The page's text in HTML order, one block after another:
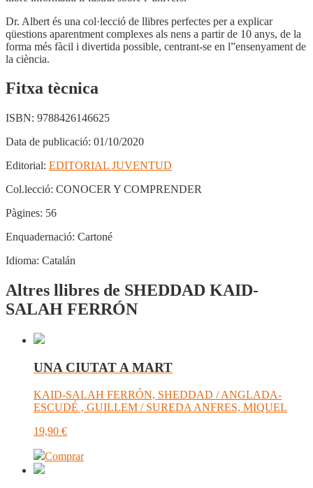
Dr. Albert és una col·lecció de llibres perfectes per a explicar
qüestions aparentment complexes als nens a partir de 10 anys, de la
forma més fàcil i divertida possible, centrant-se en l”ensenyament de
la ciència.
Fitxa tècnica
ISBN: 9788426146625
Data de publicació: 01/10/2020
Editorial: EDITORIAL JUVENTUD
Col.lecció: CONOCER Y COMPRENDER
Pàgines: 56
Enquadernació: Cartoné
Idioma: Catalán
Altres llibres de SHEDDAD KAID-
SALAH FERRÓN
UNA CIUTAT A MART
KAID-SALAH FERRÓN, SHEDDAD / ANGLADA-
ESCUDÉ , GUILLEM / SUREDA ANFRES, MIQUEL
19,90 €
Comprar